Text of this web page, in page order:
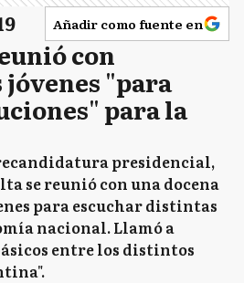
Añadir como fuente en
con
"para
para la
presidencial,
se reunió con una docena
para escuchar distintas
nacional. Llamó a
entre los distintos